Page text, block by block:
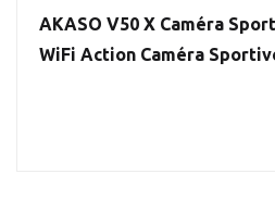
AKASO V50 X Caméra
WiFi Action Caméra